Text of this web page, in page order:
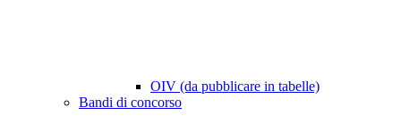
OIV (da pubblicare in tabelle)
Bandi di concorso